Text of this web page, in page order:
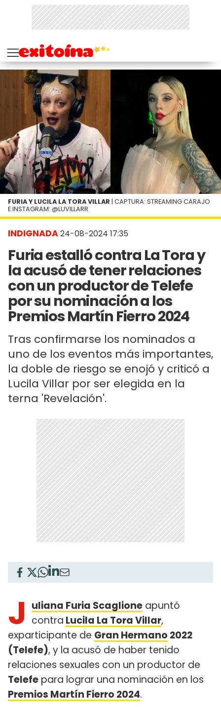
INDIGNADA24-08-2024 17:35
Furia estalló contra La Tora y
la acusó de tener relaciones
con un productor de Telefe
por su nominación a los
Premios Martín Fierro 2024
Tras confirmarse los nominados a
uno de los eventos más importantes,
la doble de riesgo se enojó y criticó a
Lucila Villar por ser elegida en la
terna 'Revelación'.
FURIA Y LUCILA LA TORA VILLAR | CAPTURA: STREAMING CARAJO
E INSTAGRAM: @LUVILLARR
J uliana Furia Scaglione apuntó
contra Lucila La Tora Villar,
exparticipante de Gran Hermano 2022
(Telefe), y la acusó de haber tenido
relaciones sexuales con un productor de
Telefe para lograr una nominación en los
Premios Martín Fierro 2024.